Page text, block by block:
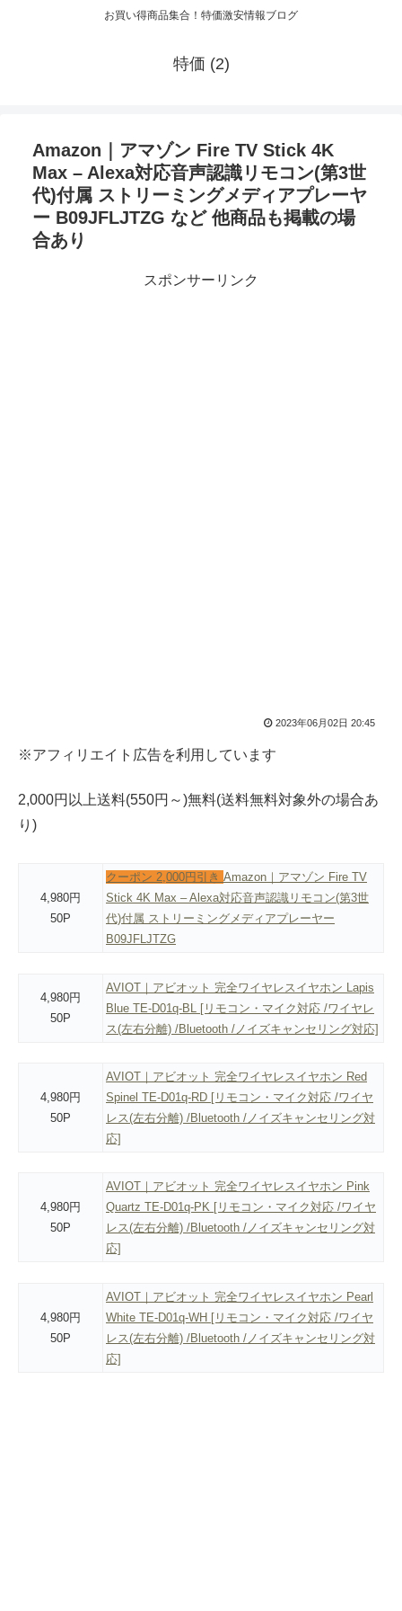
お買い得商品集合！特価激安情報ブログ
特価 (2)
Amazon｜アマゾン Fire TV Stick 4K
Max – Alexa対応音声認識リモコン(第3世
代)付属 ストリーミングメディアプレーヤ
ー B09JFLJTZG など 他商品も掲載の場
合あり
スポンサーリンク
2023年06月02日 20:45
※アフィリエイト広告を利用しています
2,000円以上送料(550円～)無料(送料無料対象外の場合あ
り)
4,980円
50P
クーポン 2,000円引き Amazon｜アマゾン Fire TV
Stick 4K Max – Alexa対応音声認識リモコン(第3世
代)付属 ストリーミングメディアプレーヤー
B09JFLJTZG
4,980円
50P
AVIOT｜アビオット 完全ワイヤレスイヤホン Lapis
Blue TE-D01q-BL [リモコン・マイク対応 /ワイヤレ
ス(左右分離) /Bluetooth /ノイズキャンセリング対応]
4,980円
50P
AVIOT｜アビオット 完全ワイヤレスイヤホン Red
Spinel TE-D01q-RD [リモコン・マイク対応 /ワイヤ
レス(左右分離) /Bluetooth /ノイズキャンセリング対
応]
4,980円
50P
AVIOT｜アビオット 完全ワイヤレスイヤホン Pink
Quartz TE-D01q-PK [リモコン・マイク対応 /ワイヤ
レス(左右分離) /Bluetooth /ノイズキャンセリング対
応]
4,980円
50P
AVIOT｜アビオット 完全ワイヤレスイヤホン Pearl
White TE-D01q-WH [リモコン・マイク対応 /ワイヤ
レス(左右分離) /Bluetooth /ノイズキャンセリング対
応]